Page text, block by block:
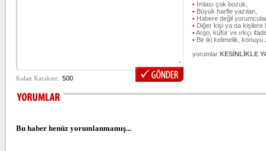
• İmlası çok bozuk,
• Büyük harfle yazılan,
• Habere değil
• Diğer kişi ya da kişilere
•Argo, küfür ve ırkçı
• Bir iki kelimelik, konuyu
yorumlar KESİNLİKLE
Bu haber henüz yorumlanmamış...